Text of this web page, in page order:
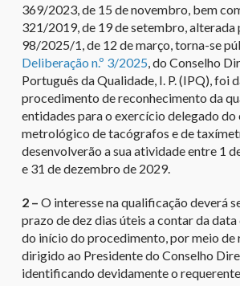
369/2023, de 15 de novembro, bem
321/2019, de 19 de setembro, alterada
98/2025/1, de 12 de março, torna-se
Deliberação n.º 3/2025 , do Conselho
Português da Qualidade, I. P. (IPQ), foi
procedimento de reconhecimento da
entidades para o exercício delegado
metrológico de tacógrafos e de
desenvolverão a sua atividade entre 1
e 31 de dezembro de 2029.
2 – O interesse na qualificação deverá
prazo de dez dias úteis a contar da
do início do procedimento, por meio de
dirigido ao Presidente do Conselho
identificando devidamente o